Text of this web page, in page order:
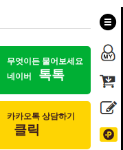
무엇이든 물어보세요
네이버
톡톡
카카오톡 상담하기
클릭